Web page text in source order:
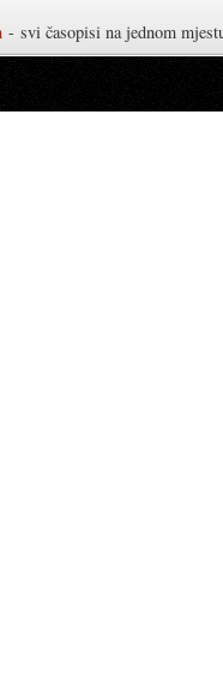
- svi časopisi na jednom